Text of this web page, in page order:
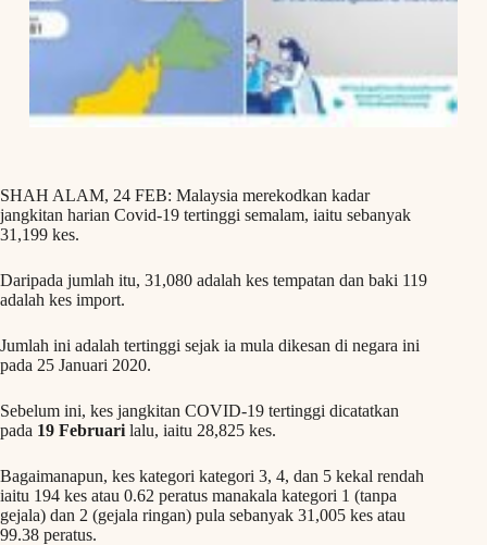
SHAH ALAM, 24 FEB: Malaysia merekodkan kadar
jangkitan harian Covid-19 tertinggi semalam, iaitu sebanyak
31,199 kes.
Daripada jumlah itu, 31,080 adalah kes tempatan dan baki 119
adalah kes import.
Jumlah ini adalah tertinggi sejak ia mula dikesan di negara ini
pada 25 Januari 2020.
Sebelum ini, kes jangkitan COVID-19 tertinggi dicatatkan
pada 19 Februari lalu, iaitu 28,825 kes.
Bagaimanapun, kes kategori kategori 3, 4, dan 5 kekal rendah
iaitu 194 kes atau 0.62 peratus manakala kategori 1 (tanpa
gejala) dan 2 (gejala ringan) pula sebanyak 31,005 kes atau
99.38 peratus.